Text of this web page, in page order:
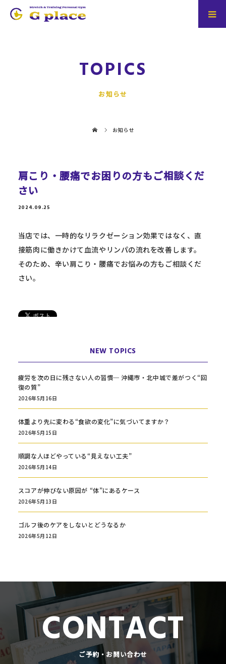
TOPICS
お知らせ
お知らせ
肩こり・腰痛でお困りの方もご相談くだ
さい
2024.09.25
当店では、一時的なリラクゼーション効果ではなく、直
接筋肉に働きかけて血流やリンパの流れを改善します。
そのため、辛い肩こり・腰痛でお悩みの方もご相談くだ
さい。
NEW TOPICS
疲労を次の日に残さない人の習慣─ 沖縄市・北中城で差がつく“回
復の質”
2026年5月16日
体重より先に変わる“食欲の変化”に気づいてますか？
2026年5月15日
順調な人ほどやっている“見えない工夫”
2026年5月14日
スコアが伸びない原因が “体”にあるケース
2026年5月13日
ゴルフ後のケアをしないとどうなるか
2026年5月12日
CONTACT
ご予約・お問い合わせ